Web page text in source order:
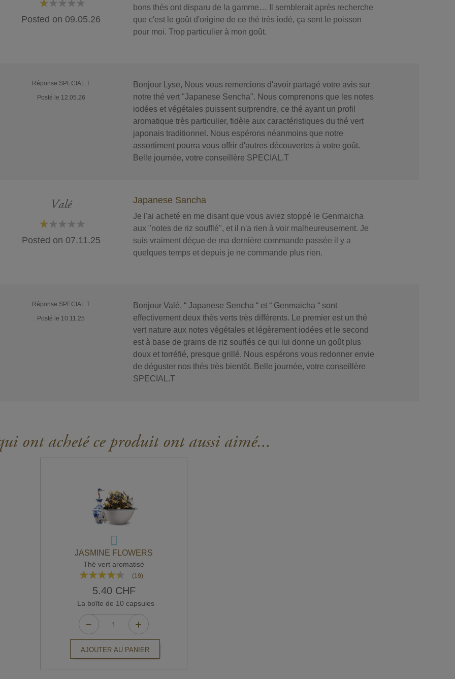
20%
Posted on 09.05.26
bons thés ont disparu de la gamme… Il semblerait après recherche
que c'est le goût d'origine de ce thé très iodé, ça sent le poisson
pour moi. Trop particulier à mon goût.
Réponse SPECIAL.T
Posté le 12.05.26
Bonjour Lyse, Nous vous remercions d'avoir partagé votre avis sur
notre thé vert "Japanese Sencha". Nous comprenons que les notes
iodées et végétales puissent surprendre, ce thé ayant un profil
aromatique très particulier, fidèle aux caractéristiques du thé vert
japonais traditionnel. Nous espérons néanmoins que notre
assortiment pourra vous offrir d'autres découvertes à votre goût.
Belle journée, votre conseillère SPECIAL.T
Valé
20%
Posted on 07.11.25
Japanese Sancha
Je l'ai acheté en me disant que vous aviez stoppé le Genmaicha
aux "notes de riz soufflé", et il n'a rien à voir malheureusement. Je
suis vraiment déçue de ma dernière commande passée il y a
quelques temps et depuis je ne commande plus rien.
Réponse SPECIAL.T
Posté le 10.11.25
Bonjour Valé, “ Japanese Sencha “ et “ Genmaicha “ sont
effectivement deux thés verts très différents. Le premier est un thé
vert nature aux notes végétales et légèrement iodées et le second
est à base de grains de riz souflés ce qui lui donne un goût plus
doux et torréfié, presque grillé. Nous espérons vous redonner envie
de déguster nos thés très bientôt. Belle journée, votre conseillère
SPECIAL.T
ont acheté ce produit ont aussi aimé...
JASMINE FLOWERS
Thé vert aromatisé
Rating:
(19)
5.40 CHF
La boîte de 10 capsules
AJOUTER AU PANIER